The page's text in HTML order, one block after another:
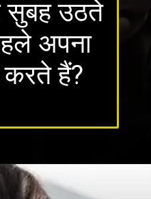
सुबह उठते
अपना
हैं?